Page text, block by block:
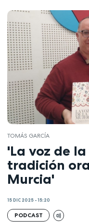
TOMÁS GARCÍA
'La voz de
tradición
Murcia'
15 DIC 2025 - 15:20
PODCAST